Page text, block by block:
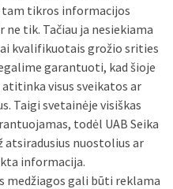
tikros informacijos
tik. Tačiau ja nesiekiama
kvalifikuotais grožio srities
garantuoti, kad šioje
visus sveikatos ar
Taigi svetainėje visiškas
todėl UAB Seika
nuostolius ar
informacija.
medžiagos gali būti reklama